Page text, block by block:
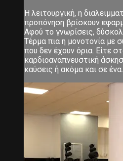
Η λειτουργική, η
προπόνηση βρίσκουν
Αφού το γνωρίσεις,
Τέρμα πια η μονοτονία με
που δεν έχουν όρια. Είτε
καρδιοαναπνευστική
καύσεις ή ακόμα και σε